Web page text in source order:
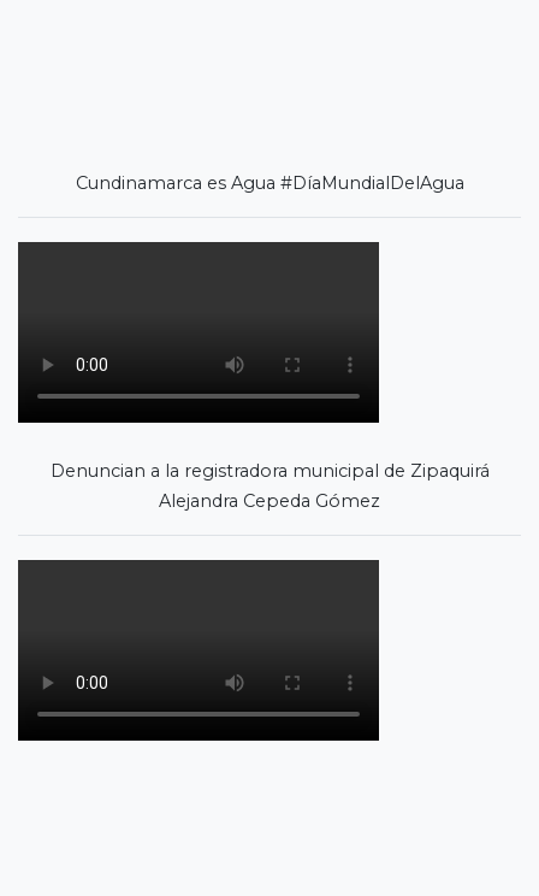
Cundinamarca es Agua #DíaMundialDelAgua
Denuncian a la registradora municipal de Zipaquirá
Alejandra Cepeda Gómez